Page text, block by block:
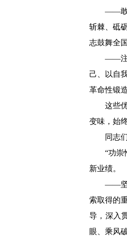
——敢
斩棘、砥
志鼓舞全
——注
己、以自
革命性锻
这些
变味，始
同志
“功崇
新业绩。
——坚
索取得的
导，深入
眼、乘风